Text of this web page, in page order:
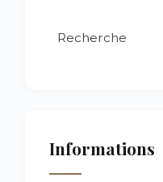
Recherche
Informations